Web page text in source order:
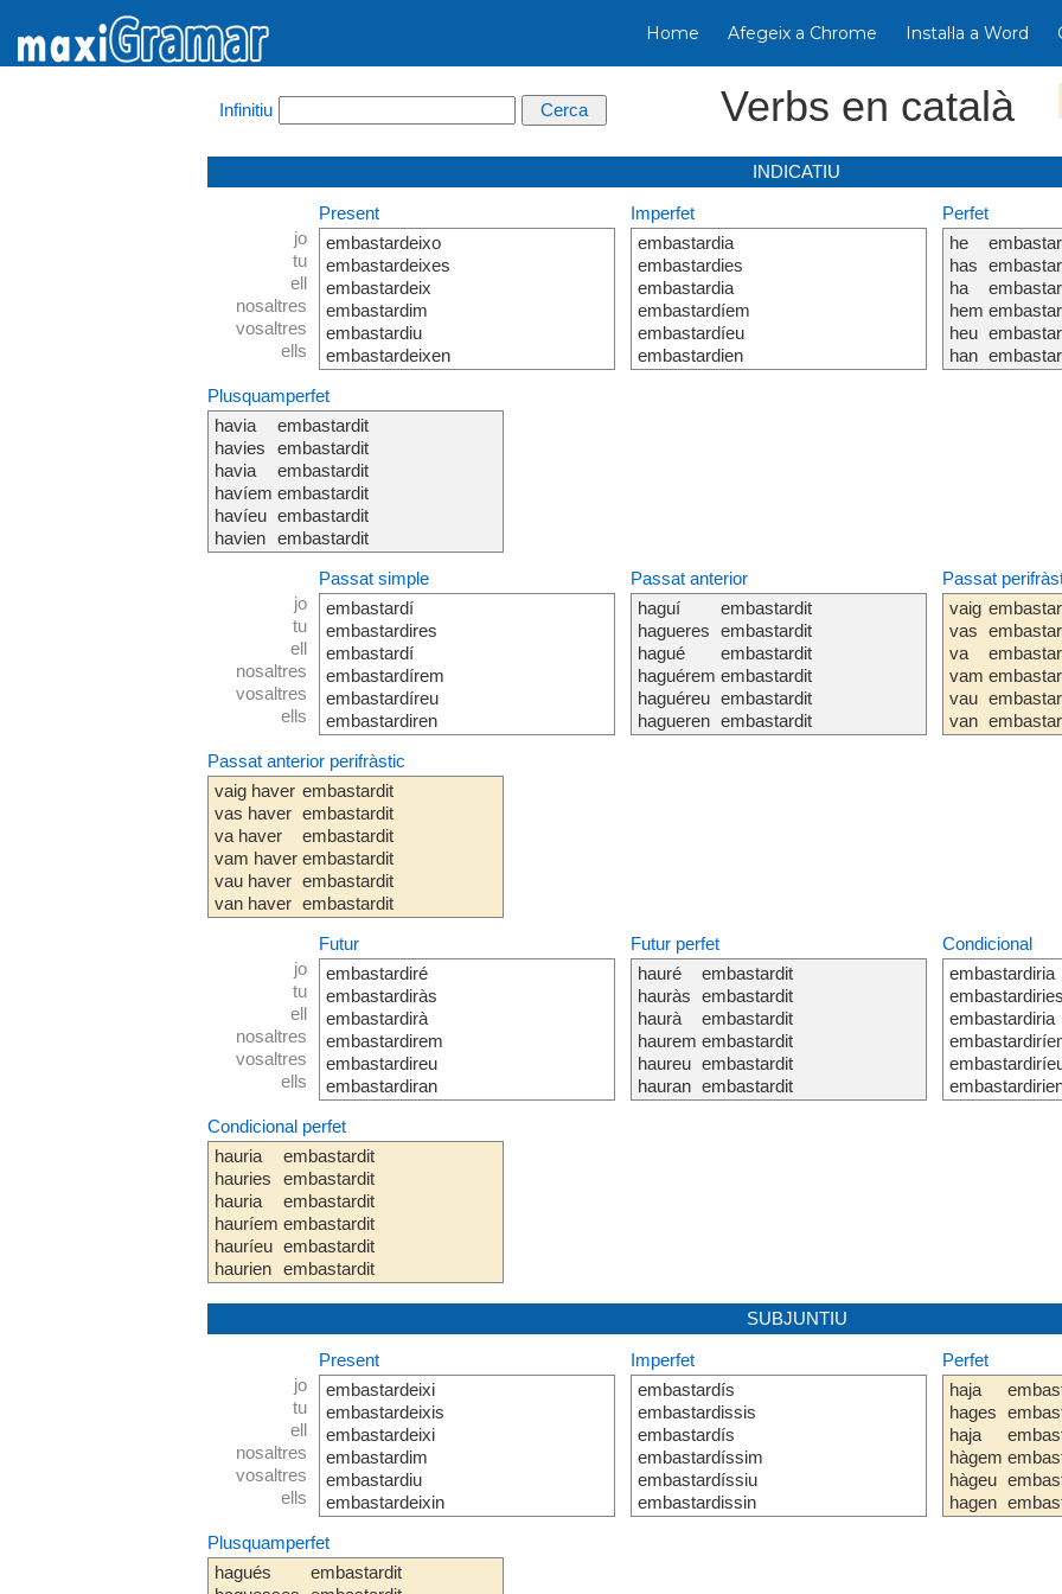
Home Afegeix a Chrome Instal·la a Word
Infinitiu Verbs en català
INDICATIU
jo
tu
ell
nosaltres
vosaltres
ells
Present
embastardeixo
embastardeixes
embastardeix
embastardim
embastardiu
embastardeixen
Imperfet
embastardia
embastardies
embastardia
embastardíem
embastardíeu
embastardien
Perfet
he
has
ha
hem
heu
han
Plusquamperfet
havia
havies
havia
havíem
havíeu
havien
embastardit
embastardit
embastardit
embastardit
embastardit
embastardit
jo
tu
ell
nosaltres
vosaltres
ells
Passat simple
embastardí
embastardires
embastardí
embastardírem
embastardíreu
embastardiren
Passat anterior
haguí
hagueres
hagué
haguérem
haguéreu
hagueren
embastardit
embastardit
embastardit
embastardit
embastardit
embastardit
Passat
vaig
vas
va
vam
vau
van
Passat anterior perifràstic
vaig haver
vas haver
va haver
vam haver
vau haver
van haver
embastardit
embastardit
embastardit
embastardit
embastardit
embastardit
jo
tu
ell
nosaltres
vosaltres
ells
Futur
embastardiré
embastardiràs
embastardirà
embastardirem
embastardireu
embastardiran
Futur perfet
hauré
hauràs
haurà
haurem
haureu
hauran
embastardit
embastardit
embastardit
embastardit
embastardit
embastardit
Condicional
embastardiria
embastardiries
embastardiria
Condicional perfet
hauria
hauries
hauria
hauríem
hauríeu
haurien
embastardit
embastardit
embastardit
embastardit
embastardit
embastardit
SUBJUNTIU
jo
tu
ell
nosaltres
vosaltres
ells
Present
embastardeixi
embastardeixis
embastardeixi
embastardim
embastardiu
embastardeixin
Imperfet
embastardís
embastardissis
embastardís
embastardíssim
embastardíssiu
embastardissin
Perfet
haja
hages
haja
hàgem
hàgeu
hagen
Plusquamperfet
hagués
embastardit